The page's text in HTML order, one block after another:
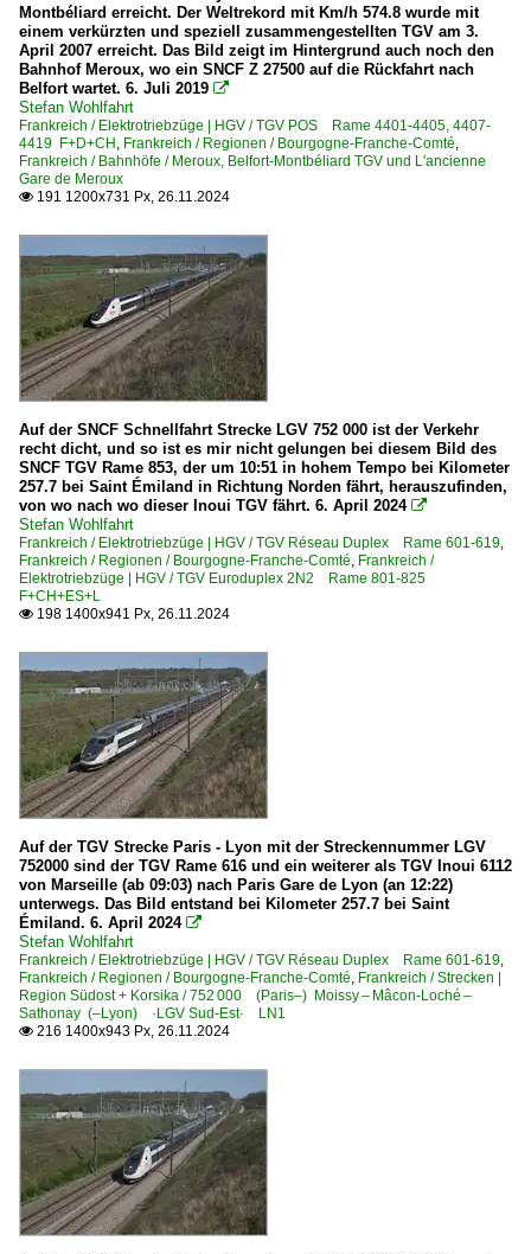
Montbéliard erreicht. Der Weltrekord mit Km/h 574.8 wurde mit
einem verkürzten und speziell zusammengestellten TGV am 3.
April 2007 erreicht. Das Bild zeigt im Hintergrund auch noch den
Bahnhof Meroux, wo ein SNCF Z 27500 auf die Rückfahrt nach
Belfort wartet. 6. Juli 2019 
Stefan Wohlfahrt
Frankreich / Elektrotriebzüge | HGV / TGV POS Rame 4401-4405, 4407-
4419 F+D+CH , Frankreich / Regionen / Bourgogne-Franche-Comté,
Frankreich / Bahnhöfe / Meroux, Belfort-Montbéliard TGV und L'ancienne
Gare de Meroux
 191 1200x731 Px, 26.11.2024
Auf der SNCF Schnellfahrt Strecke LGV 752 000 ist der Verkehr
recht dicht, und so ist es mir nicht gelungen bei diesem Bild des
SNCF TGV Rame 853, der um 10:51 in hohem Tempo bei Kilometer
257.7 bei Saint Émiland in Richtung Norden fährt, herauszufinden,
von wo nach wo dieser Inoui TGV fährt. 6. April 2024 
Stefan Wohlfahrt
Frankreich / Elektrotriebzüge | HGV / TGV Réseau Duplex Rame 601-619,
Frankreich / Regionen / Bourgogne-Franche-Comté, Frankreich /
Elektrotriebzüge | HGV / TGV Euroduplex 2N2 Rame 801-825
F+CH+ES+L
 198 1400x941 Px, 26.11.2024
Auf der TGV Strecke Paris - Lyon mit der Streckennummer LGV
752000 sind der TGV Rame 616 und ein weiterer als TGV Inoui 6112
von Marseille (ab 09:03) nach Paris Gare de Lyon (an 12:22)
unterwegs. Das Bild entstand bei Kilometer 257.7 bei Saint
Émiland. 6. April 2024 
Stefan Wohlfahrt
Frankreich / Elektrotriebzüge | HGV / TGV Réseau Duplex Rame 601-619,
Frankreich / Regionen / Bourgogne-Franche-Comté, Frankreich / Strecken |
Region Südost + Korsika / 752 000 (Paris–) Moissy – Mâcon-Loché –
Sathonay (–Lyon) ·LGV Sud-Est· LN1
 216 1400x943 Px, 26.11.2024